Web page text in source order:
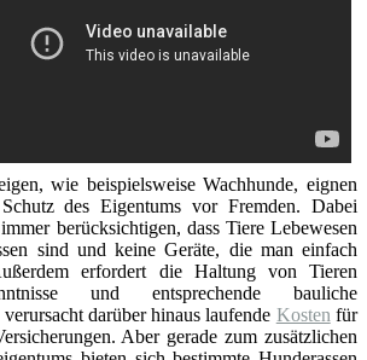
wie beispielsweise Wachhunde, eignen
des Eigentums vor Fremden. Dabei
berücksichtigen, dass Tiere Lebewesen
sind und keine Geräte, die man einfach
erfordert die Haltung von Tieren
und entsprechende bauliche
darüber hinaus laufende Kosten für
Aber gerade zum zusätzlichen